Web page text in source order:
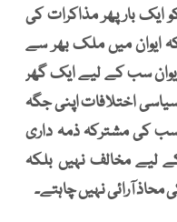
ایک بار پھر مذاکرات کی
ایوان میں ملک بھر سے
سب کے لیے ایک گھر
اختلافات اپنی جگہ
سب کی مشترکہ ذمہ داری
لیے مخالف نہیں بلکہ
آرائی نہیں چاہتے۔